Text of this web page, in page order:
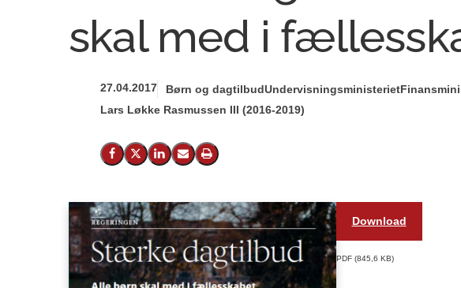
skal med i
27.04.2017 Børn og dagtilbudUndervisningsministeriet
Lars Løkke Rasmussen III (2016-2019)
Del på Facebook
Del på X (Twitter)
Del på LinkedIn
Send email
Print
Download
PDF 845,6 KB